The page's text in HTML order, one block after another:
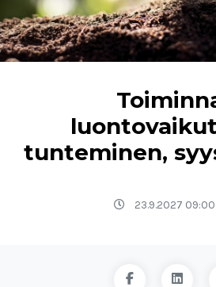
tunteminen,
23.9.2027 09:00